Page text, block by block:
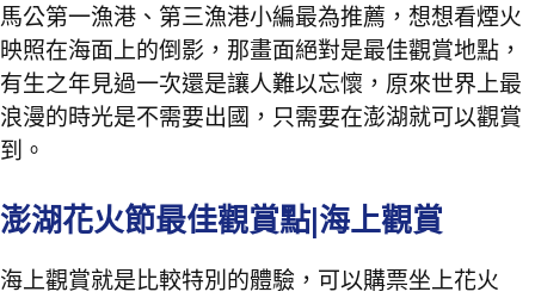
馬公第一漁港、第三漁港小編最為推薦，想想看煙火
映照在海面上的倒影，那畫面絕對是最佳觀賞地點，
有生之年見過一次還是讓人難以忘懷，原來世界上最
浪漫的時光是不需要出國，只需要在澎湖就可以觀賞
到。
澎湖花火節最佳觀賞點|海上觀賞
海上觀賞就是比較特別的體驗，可以購票坐上花火